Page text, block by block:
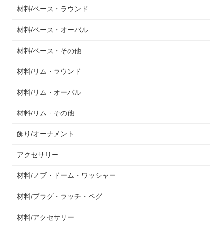
材料/ベース・ラウンド
材料/ベース・オーバル
材料/ベース・その他
材料/リム・ラウンド
材料/リム・オーバル
材料/リム・その他
飾り/オーナメント
アクセサリー
材料/ノブ・ドーム・ワッシャー
材料/プラグ・ラッチ・ペグ
材料/アクセサリー